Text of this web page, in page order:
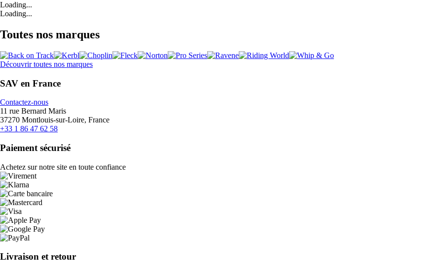
Loading...
Loading...
Toutes nos marques
Découvrir toutes nos marques
SAV en France
Contactez-nous
11 rue Bernard Maris
37270 Montlouis-sur-Loire, France
+33 1 86 47 62 58
Paiement sécurisé
Achetez sur notre site en toute confiance
Livraison et retour